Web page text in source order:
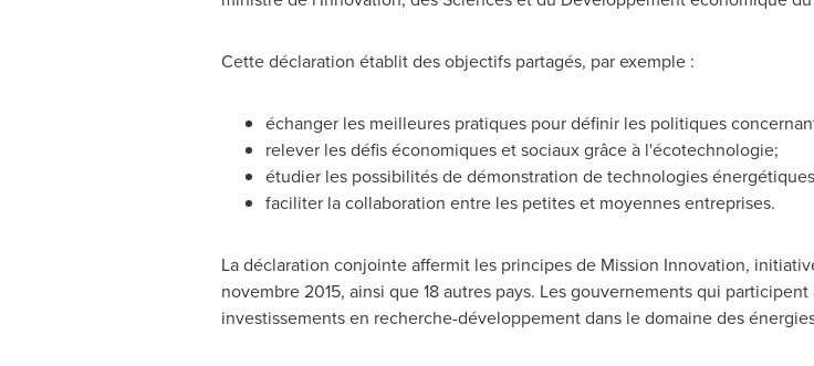
Cette déclaration établit des objectifs partagés, par exemple :
échanger les meilleures pratiques pour définir les politiques
relever les défis économiques et sociaux grâce à l'écotechnologie;
étudier les possibilités de démonstration de technologies
faciliter la collaboration entre les petites et moyennes entreprises.
La déclaration conjointe affermit les principes de Mission Innovation,
novembre 2015, ainsi que 18 autres pays. Les gouvernements qui
investissements en recherche-développement dans le domaine des